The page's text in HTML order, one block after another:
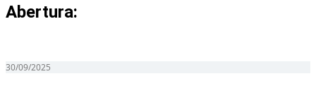
Abertura:
30/09/2025